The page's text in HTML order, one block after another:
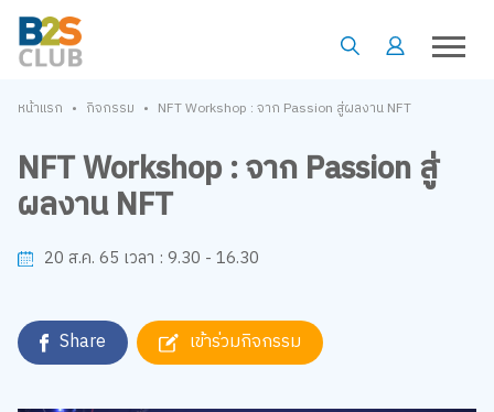
หน้าแรก • กิจกรรม • NFT Workshop : จาก Passion สู่ผลงาน NFT
NFT Workshop : จาก Passion สู่
ผลงาน NFT
20 ส.ค. 65 เวลา : 9.30 - 16.30
Share เข้าร่วมกิจกรรม